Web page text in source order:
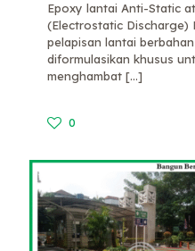
Epoxy lantai Anti-Static
(Electrostatic Discharge)
pelapisan lantai
diformulasikan khusus
menghambat […]
0